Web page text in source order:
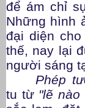
để ám chỉ
Những hình
đại diện
thế, nay lại
người sáng
Phép
tu từ "lẽ nào